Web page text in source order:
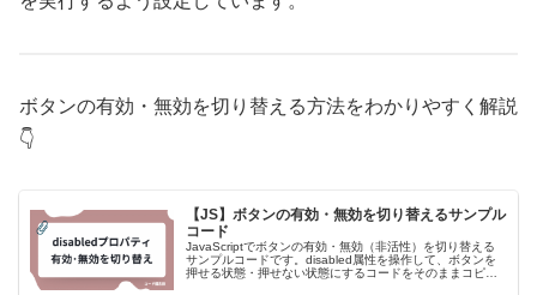
ボタンの有効・無効を切り替える方法をわかりやすく解説
👇
【JS】ボタンの有効・無効を切り替えるサンプル
コード
JavaScriptでボタンの有効・無効（非活性）を切り替える
サンプルコードです。disabled属性を操作して、ボタンを
押せる状態・押せない状態にするコードをそのままコピペ